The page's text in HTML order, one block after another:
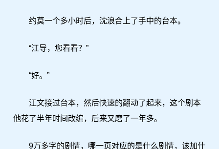
约莫一个多小时后，沈浪合上了手中的台本。
“江导，您看看？”
“好。”
江文接过台本，然后快速的翻动了起来，这个剧本
他花了半年时间改编，后来又磨了一年多。
9万多字的剧情，哪一页对应的是什么剧情，该加什